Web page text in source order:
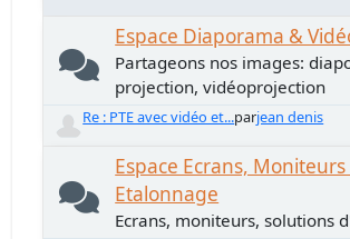
Espace Diaporama &
Partageons nos images:
projection, vidéoprojection
Re : PTE avec vidéo et...parjean denis
Espace Ecrans,
Etalonnage
Ecrans, moniteurs, solutions